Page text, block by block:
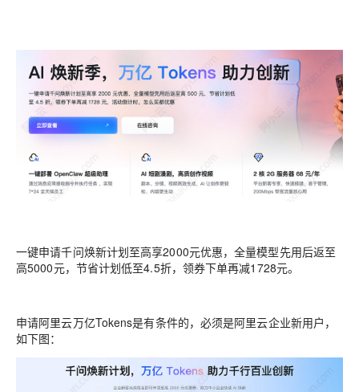
一键申请千问焕新计划至高享2000元优惠，全量模型先用后返至
高5000元，节省计划低至4.5折，领券下单再减1728元。
申请阿里云万亿Tokens是有条件的，必须是阿里云企业新用户，
如下图：